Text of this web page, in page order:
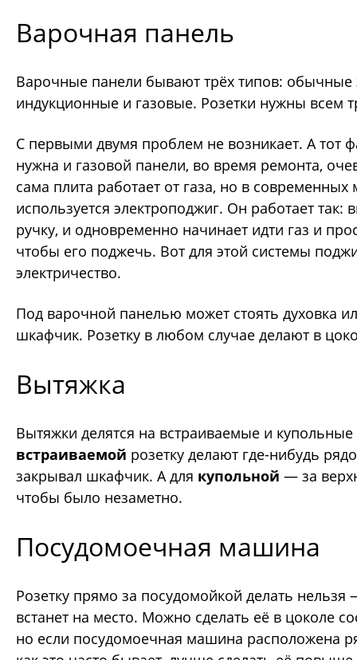
Варочная панель
Варочные панели бывают трёх типов: обычные
индукционные и газовые. Розетки нужны всем
С первыми двумя проблем не возникает. А тот
нужна и газовой панели, во время ремонта,
сама плита работает от газа, но в современных
используется электроподжиг. Он работает так:
ручку, и одновременно начинает идти газ и
чтобы его поджечь. Вот для этой системы
электричество.
Под варочной панелью может стоять духовка
шкафчик. Розетку в любом случае делают в
Вытяжка
Вытяжки делятся на встраиваемые и
встраиваемой розетку делают где-нибудь
закрывал шкафчик. А для купольной — за
чтобы было незаметно.
Посудомоечная машина
Розетку прямо за посудомойкой делать нельзя
встанет на место. Можно сделать её в цоколе
но если посудомоечная машина расположена